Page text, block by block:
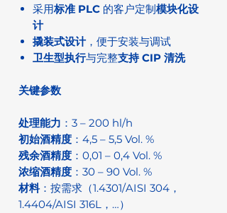
采用标准 PLC 的客户定制模块化设
计
撬装式设计，便于安装与调试
卫生型执行与完整支持 CIP 清洗
关键参数
处理能力 ：3 – 200 hl/h
初始酒精度 ：4,5 – 5,5 Vol. %
残余酒精度 ：0,01 – 0,4 Vol. %
浓缩酒精度 ：30 – 90 Vol. %
材料：按需求（1.4301/AISI 304，
1.4404/AISI 316L，…）